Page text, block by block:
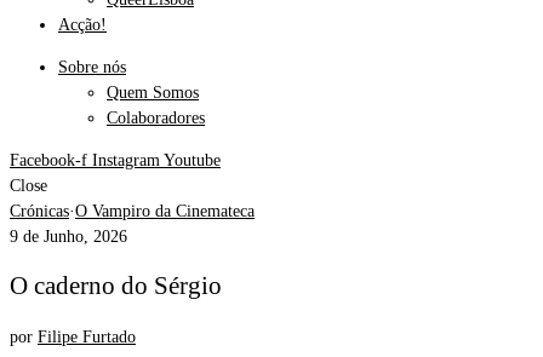
Acção!
Sobre nós
Quem Somos
Colaboradores
Facebook-f Instagram Youtube
Close
Crónicas·O Vampiro da Cinemateca
9 de Junho, 2026
O caderno do Sérgio
por Filipe Furtado